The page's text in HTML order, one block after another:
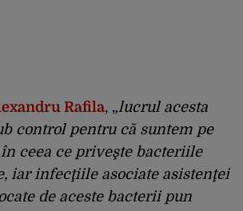
Rafila, „lucrul acesta
control pentru că suntem pe
ceea ce priveşte bacteriile
iar infecţiile asociate asistenţei
de aceste bacterii pun